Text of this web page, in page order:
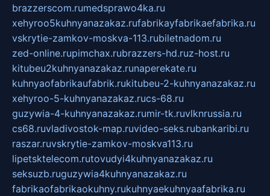
brazzerscom.rumedsprawo4ka.ru
xehyroo5kuhnyanazakaz.rufabrikayfabrikaefabrika.ru
vskrytie-zamkov-moskva-113.rubiletnadom.ru
zed-online.rupimchax.rubrazzers-hd.ruz-host.ru
kitubeu2kuhnyanazakaz.runaperekate.ru
kuhnyaofabrikaufabrik.rukitubeu-2-kuhnyanazakaz.ru
xehyroo-5-kuhnyanazakaz.rucs-68.ru
guzywia-4-kuhnyanazakaz.rumir-tk.ruvlknrussia.ru
cs68.ruvladivostok-map.ruvideo-seks.rubankaribi.ru
raszar.ruvskrytie-zamkov-moskva113.ru
lipetsktelecom.rutovudyi4kuhnyanazakaz.ru
seksuzb.ruguzywia4kuhnyanazakaz.ru
fabrikaofabrikaokuhny.rukuhnyaekuhnyaafabrika.ru